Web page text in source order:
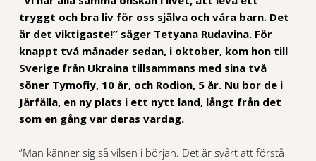
tryggt och bra liv för oss själva och våra barn. Det
är det viktigaste!” säger Tetyana Rudavina. För
knappt två månader sedan, i oktober, kom hon till
Sverige från Ukraina tillsammans med sina två
söner Tymofiy, 10 år, och Rodion, 5 år. Nu bor de i
Järfälla, en ny plats i ett nytt land, långt från det
som en gång var deras vardag.
”Man känner sig så vilsen i början. Det är svårt att förstå